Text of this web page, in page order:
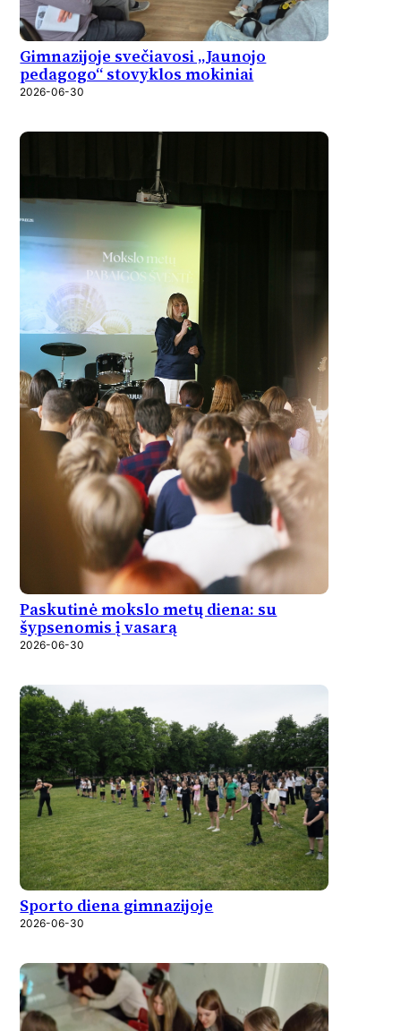
Gimnazijoje svečiavosi „Jaunojo
pedagogo“ stovyklos mokiniai
2026-06-30
Paskutinė mokslo metų diena: su
šypsenomis į vasarą
2026-06-30
Sporto diena gimnazijoje
2026-06-30